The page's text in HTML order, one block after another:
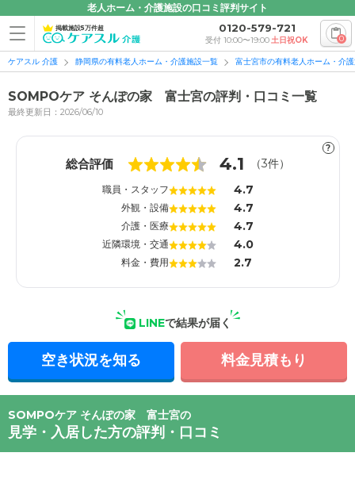
老人ホーム・介護施設の口コミ評判サイト
掲載施設5万件超 0120-579-721
受付 10:00〜19:00土日祝OK 0
ケアスル 介護 静岡県の有料老人ホーム・介護施設一覧 富士宮市の有料老人ホーム・介
SOMPOケア そんぽの家 富士宮の評判・口コミ一覧
最終更新日：2026/06/10
?
総合評価 4.1 （3件）
職員・スタッフ 4.7
外観・設備 4.7
介護・医療 4.7
近隣環境・交通 4.0
料金・費用 2.7
LINEで結果が届く
空き状況を知る 料金見積もり
SOMPOケア そんぽの家 富士宮の
見学・入居した方の評判・口コミ